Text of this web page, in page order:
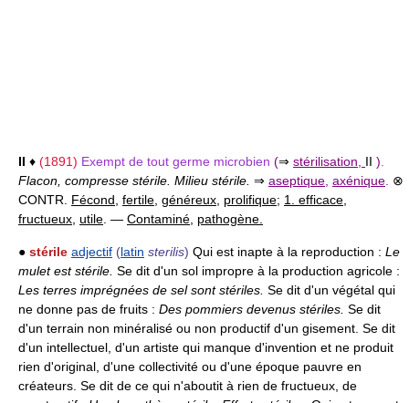
II ♦ (1891) Exempt de tout germe microbien (⇒ stérilisation, II )
Flacon, compresse stérile. Milieu stérile. ⇒ aseptique axénique ⊗
CONTR. Fécond fertile généreux prolifique; 1. efficace
fructueux utile . — Contaminé pathogène.
● stérile adjectif (latin sterilis) Qui est inapte à la reproduction : Le
mulet est stérile. Se dit d'un sol impropre à la production agricole :
Les terres imprégnées de sel sont stériles. Se dit d'un végétal qui
ne donne pas de fruits : Des pommiers devenus stériles. Se dit
d'un terrain non minéralisé ou non productif d'un gisement. Se dit
d'un intellectuel, d'un artiste qui manque d'invention et ne produit
rien d'original, d'une collectivité ou d'une époque pauvre en
créateurs. Se dit de ce qui n'aboutit à rien de fructueux, de